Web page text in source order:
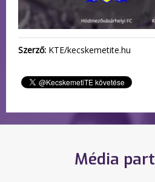
Szerző: KTE/kecskemetite.hu
Média